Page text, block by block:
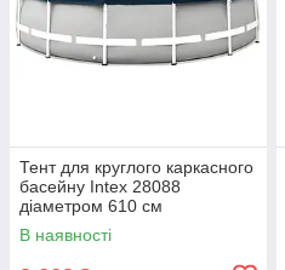
Тент для круглого каркасного
басейну Intex 28088
діаметром 610 см
В наявності